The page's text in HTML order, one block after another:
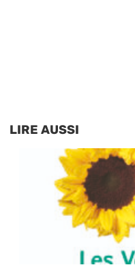
LIRE AUSSI